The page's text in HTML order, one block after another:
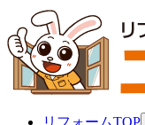
リフォームTOP